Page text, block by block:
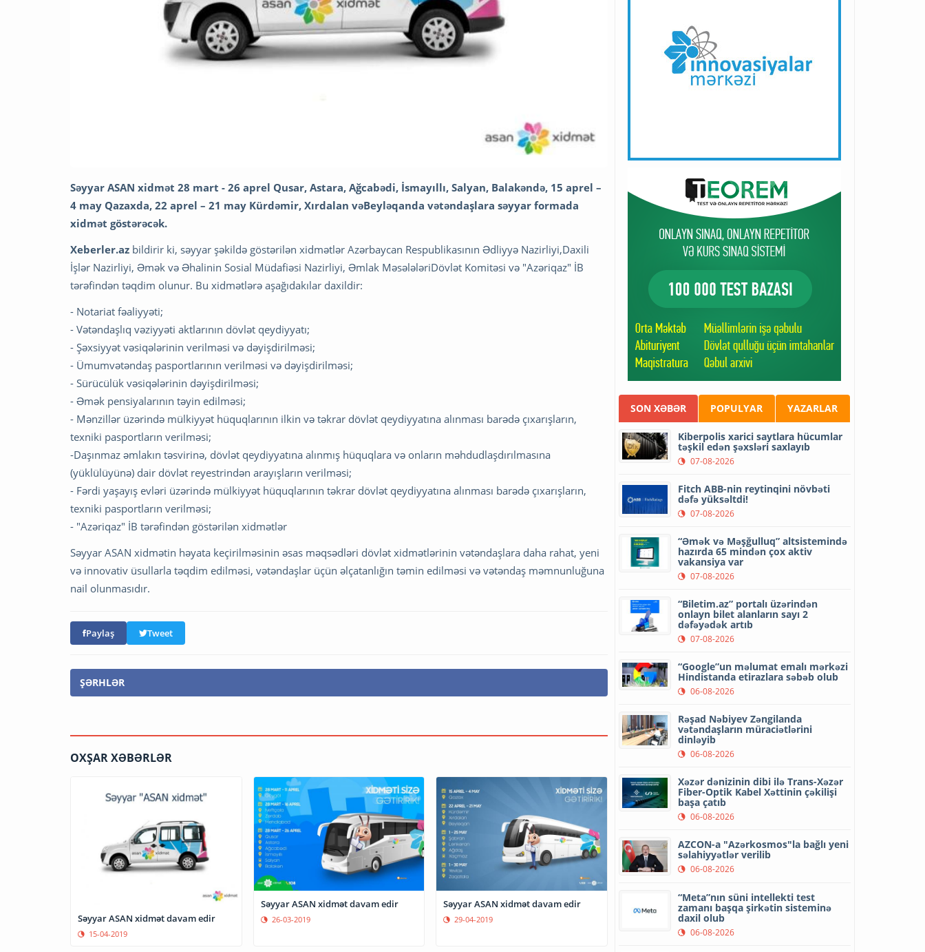
Səyyar ASAN xidmət 28 mart - 26 aprel Qusar, Astara, Ağcabədi, İsmayıllı, Salyan, Balakəndə, 15 aprel –
4 may Qazaxda, 22 aprel – 21 may Kürdəmir, Xırdalan vəBeyləqanda vətəndaşlara səyyar formada
xidmət göstərəcək.
Xeberler.az bildirir ki, səyyar şəkildə göstərilən xidmətlər Azərbaycan Respublikasının Ədliyyə Nazirliyi,Daxili
İşlər Nazirliyi, Əmək və Əhalinin Sosial Müdafiəsi Nazirliyi, Əmlak MəsələləriDövlət Komitəsi və "Azəriqaz" İB
tərəfindən təqdim olunur. Bu xidmətlərə aşağıdakılar daxildir:
- Notariat fəaliyyəti;
- Vətəndaşlıq vəziyyəti aktlarının dövlət qeydiyyatı;
- Şəxsiyyət vəsiqələrinin verilməsi və dəyişdirilməsi;
- Ümumvətəndaş pasportlarının verilməsi və dəyişdirilməsi;
- Sürücülük vəsiqələrinin dəyişdirilməsi;
- Əmək pensiyalarının təyin edilməsi;
- Mənzillər üzərində mülkiyyət hüquqlarının ilkin və təkrar dövlət qeydiyyatına alınması barədə çıxarışların,
texniki pasportların verilməsi;
-Daşınmaz əmlakın təsvirinə, dövlət qeydiyyatına alınmış hüquqlara və onların məhdudlaşdırılmasına
(yüklülüyünə) dair dövlət reyestrindən arayışların verilməsi;
- Fərdi yaşayış evləri üzərində mülkiyyət hüquqlarının təkrar dövlət qeydiyyatına alınması barədə çıxarışların,
texniki pasportların verilməsi;
- "Azəriqaz" İB tərəfindən göstərilən xidmətlər
Səyyar ASAN xidmətin həyata keçirilməsinin əsas məqsədləri dövlət xidmətlərinin vətəndaşlara daha rahat, yeni
və innovativ üsullarla təqdim edilməsi, vətəndaşlar üçün əlçatanlığın təmin edilməsi və vətəndaş məmnunluğuna
nail olunmasıdır.
Paylaş Tweet
ŞƏRHLƏR
OXŞAR XƏBƏRLƏR
Səyyar ASAN xidmət davam edir
15-04-2019
Səyyar ASAN xidmət davam edir
26-03-2019
Səyyar ASAN xidmət davam edir
29-04-2019
SON XƏBƏR POPULYAR YAZARLAR
Kiberpolis xarici saytlara hücumlar
təşkil edən şəxsləri saxlayıb
07-08-2026
Fitch ABB-nin reytinqini növbəti
dəfə yüksəltdi!
07-08-2026
“Əmək və Məşğulluq” altsistemində
hazırda 65 mindən çox aktiv
vakansiya var
07-08-2026
“Biletim.az” portalı üzərindən
onlayn bilet alanların sayı 2
dəfəyədək artıb
07-08-2026
“Google”un məlumat emalı mərkəzi
Hindistanda etirazlara səbəb olub
06-08-2026
Rəşad Nəbiyev Zəngilanda
vətəndaşların müraciətlərini
dinləyib
06-08-2026
Xəzər dənizinin dibi ilə Trans-Xəzər
Fiber-Optik Kabel Xəttinin çəkilişi
başa çatıb
06-08-2026
AZCON-a "Azərkosmos"la bağlı yeni
səlahiyyətlər verilib
06-08-2026
“Meta”nın süni intellekti test
zamanı başqa şirkətin sisteminə
daxil olub
06-08-2026